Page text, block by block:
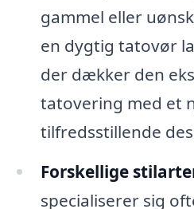
gammel eller
en dygtig tatovør
der dækker den
tatovering med et
tilfredsstillende
Forskellige
specialiserer sig